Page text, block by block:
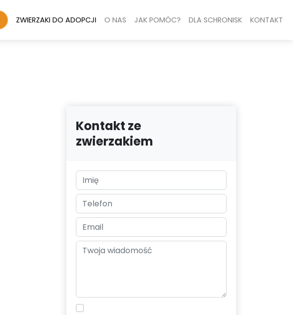
ZWIERZAKI DO ADOPCJI O NAS JAK POMÓC? DLA SCHRONISK KONTAKT
Kontakt ze
zwierzakiem